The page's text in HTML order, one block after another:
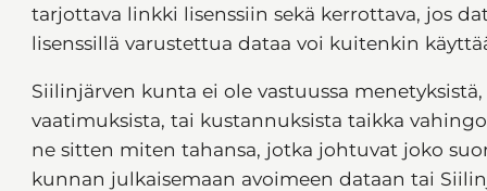
tarjottava linkki lisenssiin sekä kerrottava, jos
lisenssillä varustettua dataa voi kuitenkin
Siilinjärven kunta ei ole vastuussa
vaatimuksista, tai kustannuksista taikka
ne sitten miten tahansa, jotka johtuvat joko
kunnan julkaisemaan avoimeen dataan tai